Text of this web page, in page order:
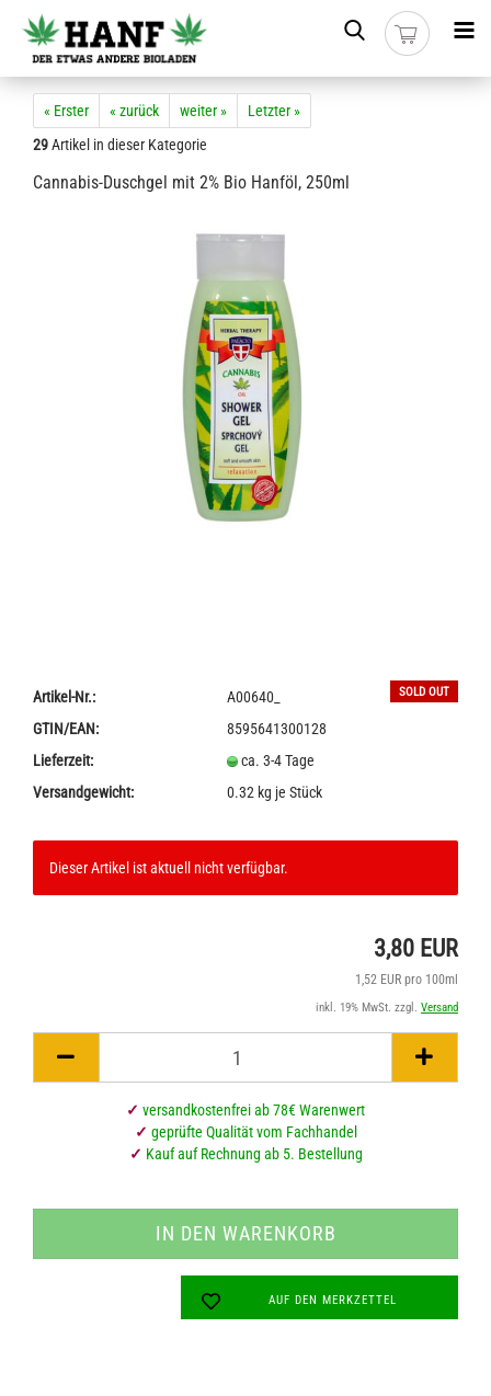
« Erster « zurück weiter »
Letzter »
29Artikel in dieser Kategorie
Cannabis-Duschgel mit 2% Bio Hanföl, 250ml
SOLD OUT
Artikel-Nr.:
A00640_
GTIN/EAN:
8595641300128
Lieferzeit:
ca. 3-4 Tage
Versandgewicht:
0.32 kg je Stück
Dieser Artikel ist aktuell nicht verfügbar.
3,80 EUR
1,52 EUR pro 100ml
inkl. 19% MwSt. zzgl. Versand
✓ versandkostenfrei ab 78€ Warenwert
✓ geprüfte Qualität vom Fachhandel
✓ Kauf auf Rechnung ab 5. Bestellung
AUF DEN MERKZETTEL